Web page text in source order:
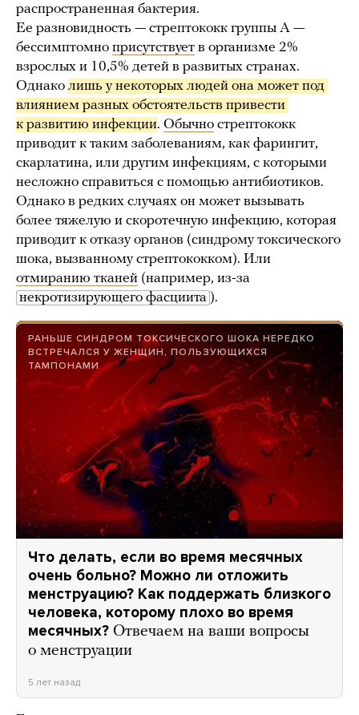
распространенная бактерия.
Ее разновидность — стрептококк группы A —
бессимптомно присутствует в организме 2%
взрослых и 10,5% детей в развитых странах.
Однако лишь у некоторых людей она может под
влиянием разных обстоятельств привести
к развитию инфекции. Обычно стрептококк
приводит к таким заболеваниям, как фарингит,
скарлатина, или другим инфекциям, с которыми
несложно справиться с помощью антибиотиков.
Однако в редких случаях он может вызывать
более тяжелую и скоротечную инфекцию, которая
приводит к отказу органов (синдрому токсического
шока, вызванному стрептококком). Или
отмиранию тканей (например, из-за
некротизирующего фасциита ).
РАНЬШЕ СИНДРОМ ТОКСИЧЕСКОГО ШОКА НЕРЕДКО
ВСТРЕЧАЛСЯ У ЖЕНЩИН, ПОЛЬЗУЮЩИХСЯ
ТАМПОНАМИ
Что делать, если во время месячных
очень больно? Можно ли отложить
менструацию? Как поддержать близкого
человека, которому плохо во время
месячных? Отвечаем на ваши вопросы
о менструации
5 лет назад